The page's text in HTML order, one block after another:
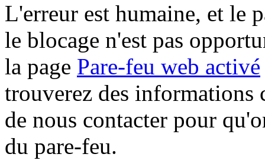
L'erreur est humaine, et le
le blocage n'est pas
la page Pare-feu web activé
trouverez des informations
de nous contacter pour
du pare-feu.